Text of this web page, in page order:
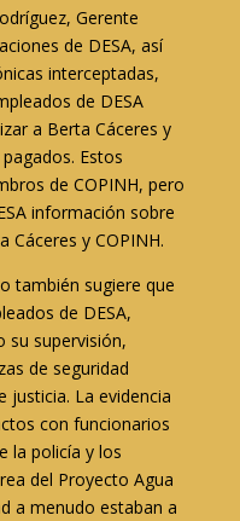
Gerente
de DESA, así
interceptadas,
de DESA
a Berta Cáceres y
Estos
de COPINH, pero
información sobre
Cáceres y COPINH.
también sugiere que
de DESA,
su supervisión,
de seguridad
justicia. La evidencia
con funcionarios
la policía y los
del Proyecto Agua
a menudo estaban a